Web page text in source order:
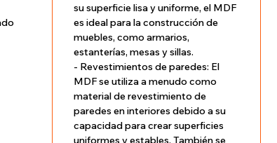
su superficie lisa y uniforme, el MDF
es ideal para la construcción de
muebles, como armarios,
estanterías, mesas y sillas.
- Revestimientos de paredes: El
MDF se utiliza a menudo como
material de revestimiento de
paredes en interiores debido a su
capacidad para crear superficies
uniformes y estables. También se